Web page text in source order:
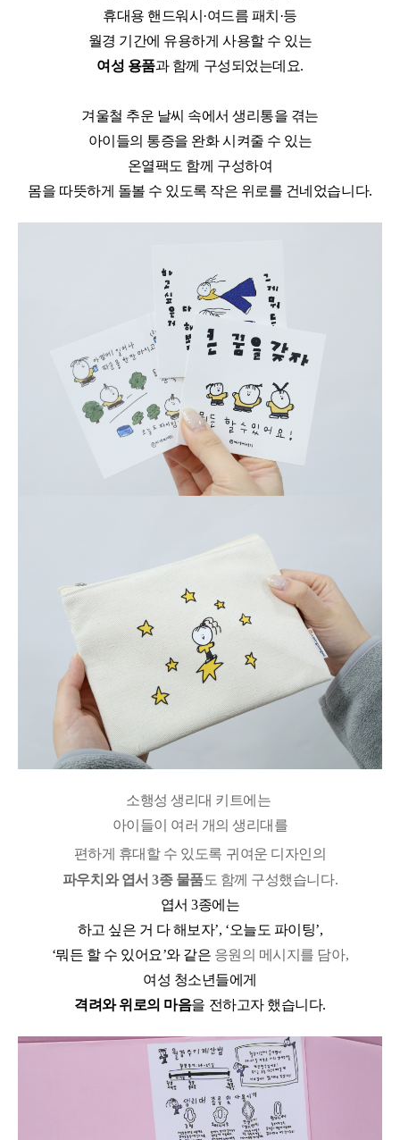
휴대용 핸드워시 ·여드름 패치 ·등
월경 기간에 유용하게 사용할 수 있는
여성 용품과 함께 구성되었는데요.
겨울철 추운 날씨 속에서 생리통을 겪는
아이들의 통증을 완화 시켜줄 수 있는
온열팩도 함께 구성하여
몸을 따뜻하게 돌볼 수 있도록 작은 위로를 건네었습니다.
소행성 생리대 키트에는
아이들이 여러 개의 생리대를
편하게 휴대할 수 있도록 귀여운 디자인의
파우치와엽서 3종 물품도 함께 구성했습니다.
엽서3종에는
하고 싶은 거 다 해보자’, ‘오늘도 파이팅’,
‘뭐든 할 수 있어요’와 같은 응원의 메시지를 담아,
여성 청소년들에게
격려와 위로의 마음을 전하고자 했습니다.